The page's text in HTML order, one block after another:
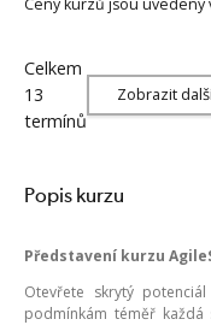
Celkem
13
termínů
Zobrazit
Popis kurzu
Představení kurzu
Otevřete skrytý
podmínkám téměř